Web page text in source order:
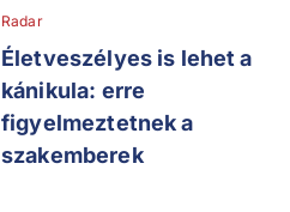
Radar
Életveszélyes is lehet a
kánikula: erre
figyelmeztetnek a
szakemberek